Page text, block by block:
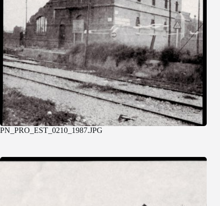
PN_PRO_EST_0210_1987.JPG